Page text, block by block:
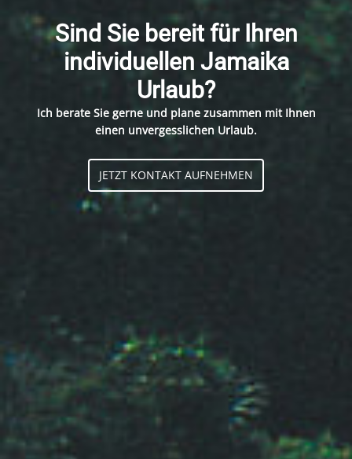
Sind Sie bereit für Ihren
individuellen Jamaika
Urlaub?
Ich berate Sie gerne und plane zusammen mit Ihnen
einen unvergesslichen Urlaub.
JETZT KONTAKT AUFNEHMEN